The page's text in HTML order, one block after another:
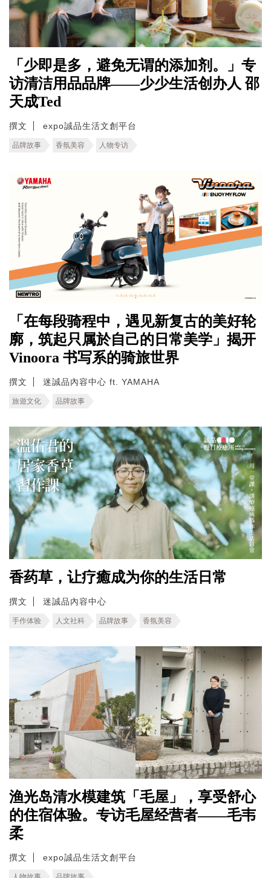
「少即是多，避免无谓的添加剂。」专
访清洁用品品牌——少少生活创办人 邵
天成Ted
撰文 expo誠品生活文創平台
品牌故事 香氛美容 人物专访
「在每段骑程中，遇见新复古的美好轮
廓，筑起只属於自己的日常美学」揭开
Vinoora 书写系的骑旅世界
撰文 迷誠品內容中心 ft. YAMAHA
旅遊文化 品牌故事
香药草，让疗癒成为你的生活日常
撰文 迷誠品內容中心
手作体验 人文社科 品牌故事 香氛美容
渔光岛清水模建筑「毛屋」，享受舒心
的住宿体验。专访毛屋经营者——毛韦
柔
撰文 expo誠品生活文創平台